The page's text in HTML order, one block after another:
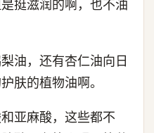
挺滋润的啊，也不油
油，还有杏仁油向日
肤的植物油啊。
亚麻酸，这些都不